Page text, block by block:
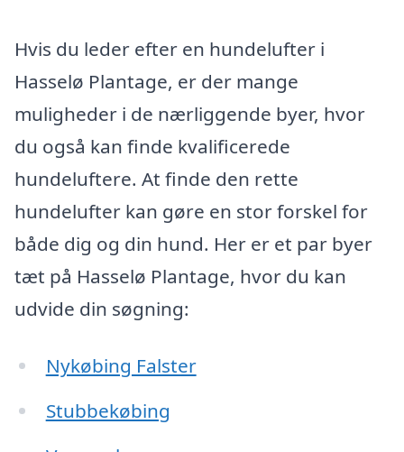
Hvis du leder efter en hundelufter i
Hasselø Plantage, er der mange
muligheder i de nærliggende byer, hvor
du også kan finde kvalificerede
hundeluftere. At finde den rette
hundelufter kan gøre en stor forskel for
både dig og din hund. Her er et par byer
tæt på Hasselø Plantage, hvor du kan
udvide din søgning:
Nykøbing Falster
Stubbekøbing